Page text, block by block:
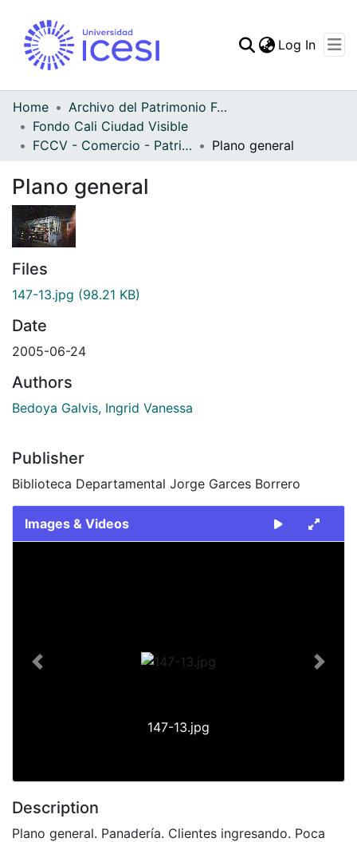
Log In
Home
Archivo del Patrimonio Fotográfico y Fílmico del Valle del Cauca
Fondo Cali Ciudad Visible
FCCV - Comercio - Patrimonial
Plano general
Plano general
Files
147-13.jpg (98.21 KB)
Date
2005-06-24
Authors
Bedoya Galvis, Ingrid Vanessa
Publisher
Biblioteca Departamental Jorge Garces Borrero
Images & Videos
147-13.jpg
Previous Next
Description
Plano general. Panadería. Clientes ingresando. Poca